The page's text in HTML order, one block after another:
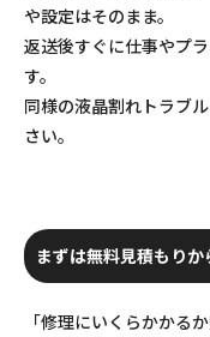
や設定はそのまま。
返送後すぐに仕事やプ
す。
同様の液晶割れトラブ
さい。
まずは無料見積もりか
「修理にいくらかかる